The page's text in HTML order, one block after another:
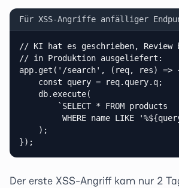
Für XSS-Angriffe anfälliger
// KI hat es geschrieben, Review
// in Produktion ausgeliefert:
app.get('/search', (req, res) =>
    const query = req.query.q;
    db.execute(
        `SELECT * FROM products
WHERE name LIKE
    );
});
Der erste XSS-Angriff kam nur 2